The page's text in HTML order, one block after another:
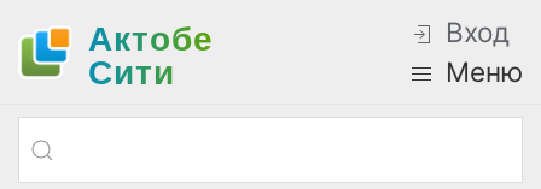
Актобе
Cити
Вход
Меню